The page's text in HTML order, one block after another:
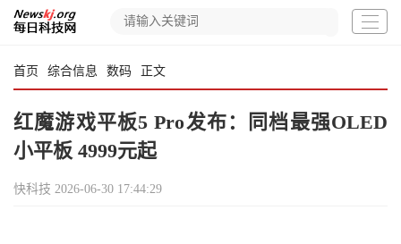
首页 综合信息 数码 正文
红魔游戏平板5 Pro发布：同档最强OLED
小平板 4999元起
快科技 2026-06-30 17:44:29